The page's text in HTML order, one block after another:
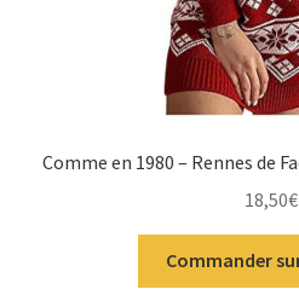
Comme en 1980 – Rennes de
18,50€
Commander